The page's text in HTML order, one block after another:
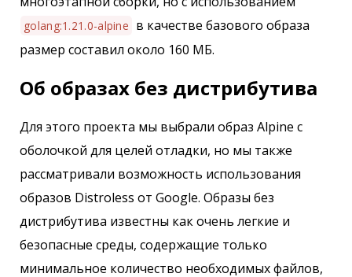
golang:1.21.0-alpine в качестве базового образа
размер составил около 160 МБ.
Об образах без дистрибутива
Для этого проекта мы выбрали образ Alpine с
оболочкой для целей отладки, но мы также
рассматривали возможность использования
образов Distroless от Google. Образы без
дистрибутива известны как очень легкие и
безопасные среды, содержащие только
минимальное количество необходимых файлов,